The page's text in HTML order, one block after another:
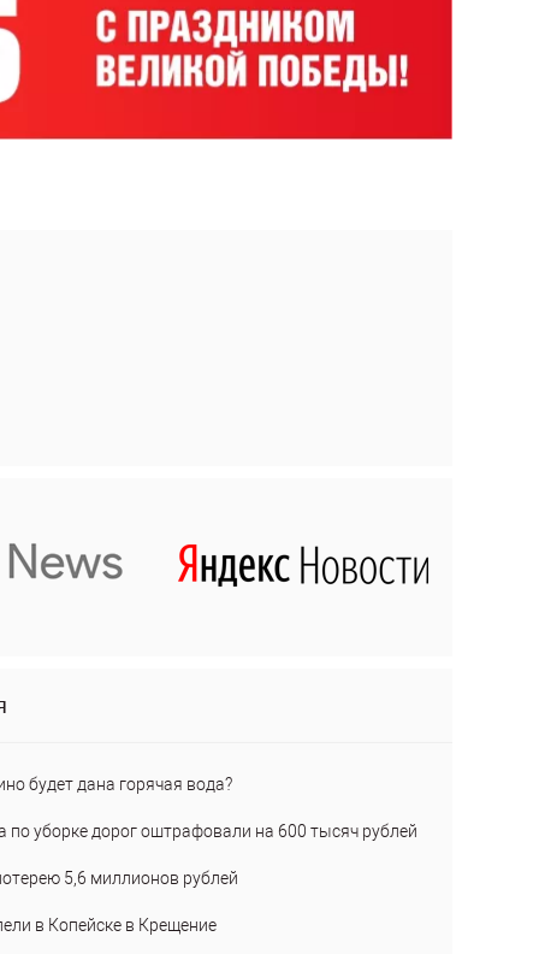
будет дана горячая вода?
по уборке дорог оштрафовали на 600 тысяч рублей
5,6 миллионов рублей
в Копейске в Крещение